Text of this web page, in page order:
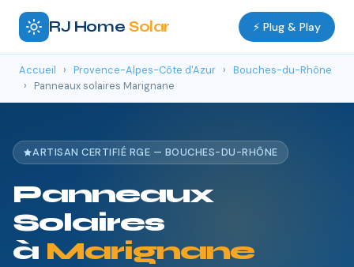
RJ Home Solar ⚡ Plug & Play
Accueil › Provence-Alpes-Côte d'Azur › Bouches-du-Rhône
›
Panneaux solaires Marignane
ARTISAN CERTIFIÉ RGE — BOUCHES-DU-RHÔNE
Panneaux
Solaires
à Marignane